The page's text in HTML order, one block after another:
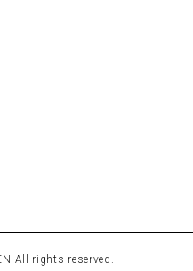
All rights reserved.